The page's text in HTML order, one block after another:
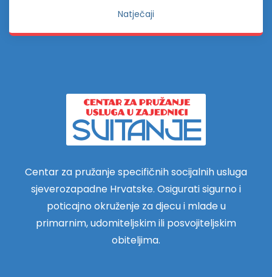
Natječaji
Centar za pružanje specifičnih socijalnih usluga
sjeverozapadne Hrvatske. Osigurati sigurno i
poticajno okruženje za djecu i mlade u
primarnim, udomiteljskim ili posvojiteljskim
obiteljima.